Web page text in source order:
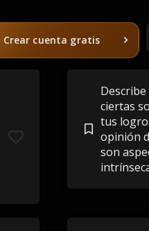
Crear cuenta gratis
ciertas
tus
opinión
son